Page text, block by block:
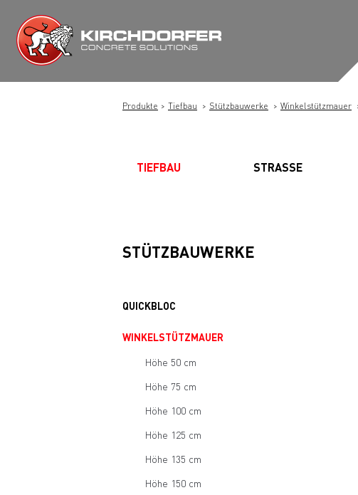
Inhalt
springen
Produkte Tiefbau Stützbauwerke Winkelstützmauer
TIEFBAU STRASSE
STÜTZBAUWERKE
QUICKBLOC
WINKELSTÜTZMAUER
Höhe 50 cm
Höhe 75 cm
Höhe 100 cm
Höhe 125 cm
Höhe 135 cm
Höhe 150 cm